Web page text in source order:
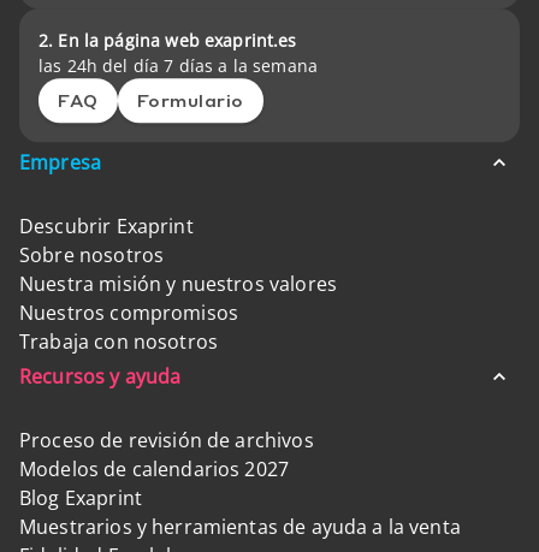
2. En la página web exaprint.es
las 24h del día 7 días a la semana
FAQ Formulario
Empresa
Descubrir Exaprint
Sobre nosotros
Nuestra misión y nuestros valores
Nuestros compromisos
Trabaja con nosotros
Recursos y ayuda
Proceso de revisión de archivos
Modelos de calendarios 2027
Blog Exaprint
Muestrarios y herramientas de ayuda a la venta